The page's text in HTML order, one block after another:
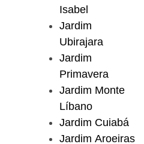
Isabel
Jardim
Ubirajara
Jardim
Primavera
Jardim Monte
Líbano
Jardim Cuiabá
Jardim Aroeiras